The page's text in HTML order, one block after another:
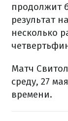
продолжит
результат
несколько
Матч
среду, 27
времени.